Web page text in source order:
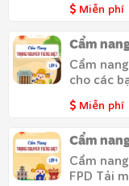
Miễn phí
Cẩm
Cẩm
cho các
Miễn phí
Cẩm
Cẩm
FPD Tải